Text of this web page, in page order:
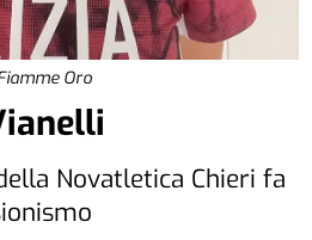
Oro
Novatletica Chieri fa